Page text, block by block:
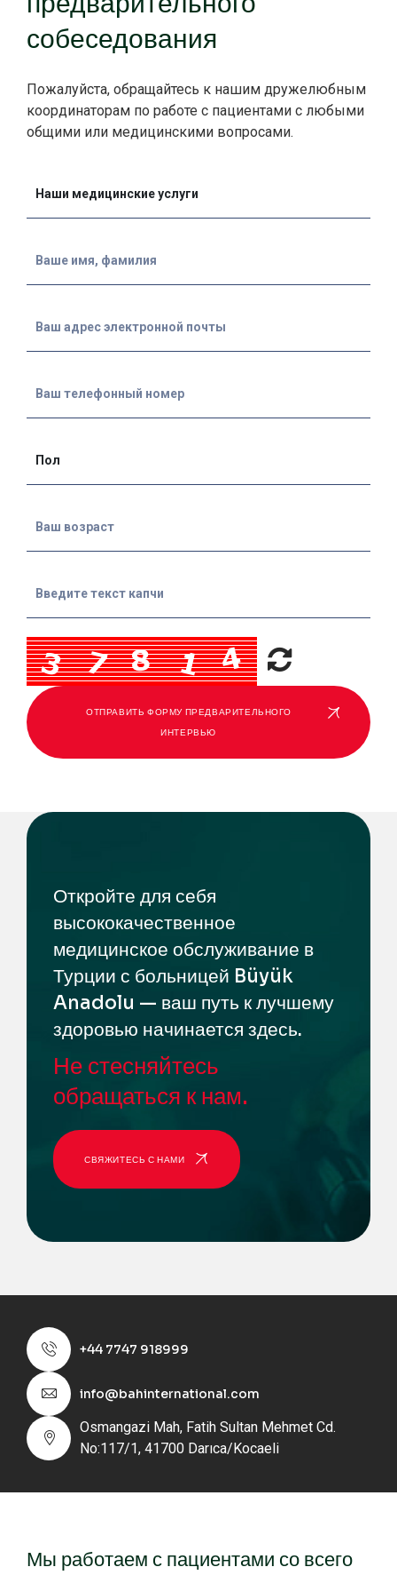
собеседования
Пожалуйста, обращайтесь к нашим дружелюбным
координаторам по работе с пациентами с любыми
общими или медицинскими вопросами.
ОТПРАВИТЬ ФОРМУ ПРЕДВАРИТЕЛЬНОГО
ИНТЕРВЬЮ
Откройте для себя
высококачественное
медицинское обслуживание в
Турции с больницей Büyük
Anadolu — ваш путь к лучшему
здоровью начинается здесь.
Не стесняйтесь
обращаться к нам.
СВЯЖИТЕСЬ С НАМИ
+44 7747 918999
info@bahinternational.com
Osmangazi Mah, Fatih Sultan Mehmet Cd.
No:117/1, 41700 Darıca/Kocaeli
Мы работаем с пациентами со всего